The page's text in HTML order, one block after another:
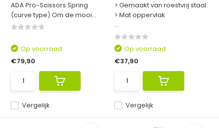
ADA Pro-Scissors Spring
(curve type) Om de mooi...
Vergelijk
Op voorraad
€79,90
> Gemaakt van roestvrij staal
> Mat oppervlak
...
Vergelijk
Op voorraad
€37,90